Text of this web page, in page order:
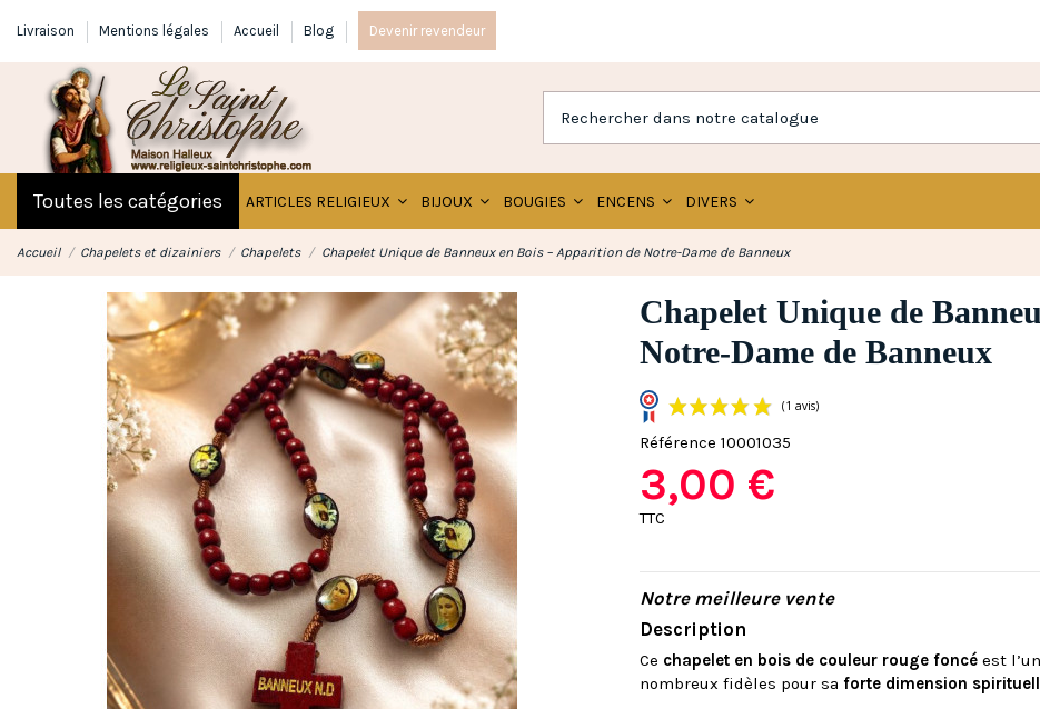
Livraison Mentions légales Accueil Blog Devenir revendeur
Toutes les catégories ARTICLES RELIGIEUX BIJOUX BOUGIES ENCENS DIVERS
Accueil Chapelets et dizainiers Chapelets Chapelet Unique de Banneux en Bois – Apparition de Notre-Dame de Banneux
Chapelet Unique de
Notre-Dame de Banneux
Référence 10001035
3,00 €
TTC
Notre meilleure vente
Description
Ce chapelet en bois de couleur rouge foncé est
nombreux fidèles pour sa forte dimension